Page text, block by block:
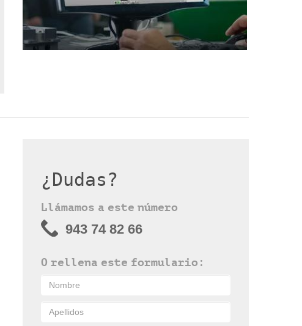
¿Dudas?
Llámamos a este número
943 74 82 66
O rellena este formulario: